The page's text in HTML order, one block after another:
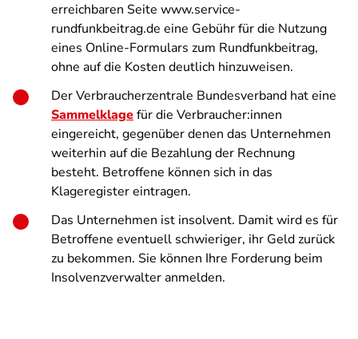
erreichbaren Seite www.service-
rundfunkbeitrag.de eine Gebühr für die Nutzung
eines Online-Formulars zum Rundfunkbeitrag,
ohne auf die Kosten deutlich hinzuweisen.
Der Verbraucherzentrale Bundesverband hat eine
Sammelklagefür die Verbraucher:innen
eingereicht, gegenüber denen das Unternehmen
weiterhin auf die Bezahlung der Rechnung
besteht. Betroffene können sich in das
Klageregister eintragen.
Das Unternehmen ist insolvent. Damit wird es für
Betroffene eventuell schwieriger, ihr Geld zurück
zu bekommen. Sie können Ihre Forderung beim
Insolvenzverwalter anmelden.